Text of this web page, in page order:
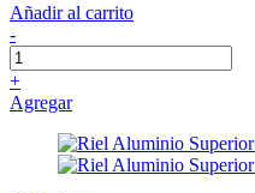
Añadir al carrito
-
+
Agregar